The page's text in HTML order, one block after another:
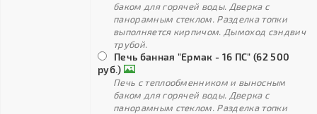
баком для горячей воды. Дверка с
панорамным стеклом. Разделка топки
выполняется кирпичом. Дымоход сэндвич
трубой.
Печь банная "Ермак - 16 ПС" (62 500
руб.)
Печь с теплообменником и выносным
баком для горячей воды. Дверка с
панорамным стеклом. Разделка топки